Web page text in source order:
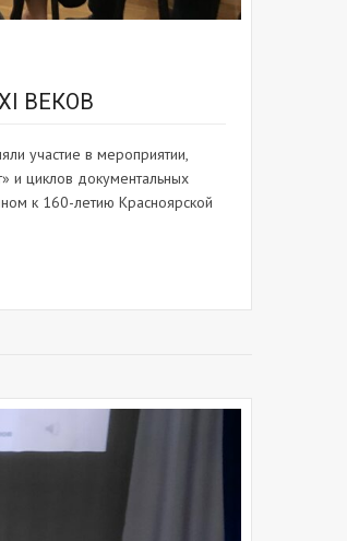
ВЕКОВ
участие в мероприятии,
и циклов документальных
к 160-летию Красноярской